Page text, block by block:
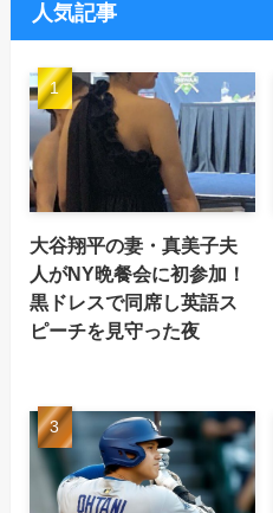
人気記事
大谷翔平の妻・真美子夫
人がNY晩餐会に初参加！
黒ドレスで同席し英語ス
ピーチを見守った夜